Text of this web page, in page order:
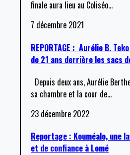
finale aura lieu au Coliséo…
7 décembre 2021
REPORTAGE : Aurélie B.
de 21 ans derrière les sacs
Depuis deux ans, Aurélie
sa chambre et la cour de…
23 décembre 2022
Reportage : Kouméalo, une
et de confiance à Lomé